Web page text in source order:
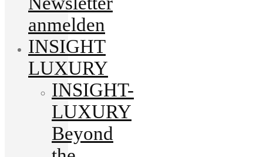
anmelden
INSIGHT
LUXURY
INSIGHT-
LUXURY
Beyond